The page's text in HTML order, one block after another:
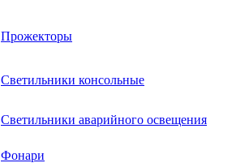
Прожекторы
Светильники консольные
Светильники аварийного освещения
Фонари